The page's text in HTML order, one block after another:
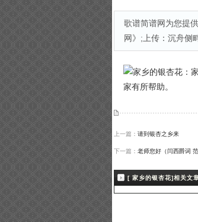
歌谱简谱网为您提
网》;上传：沉舟侧
家有所帮助。
上一篇： 请到银杏之乡来
下一篇： 老师您好（闫西爵词 范
[ 家乡的银杏花]相关文章